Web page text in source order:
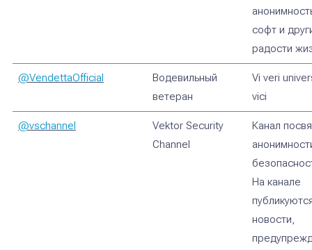
софт и
радости
@VendettaOfficial
Водевильный
ветеран
Vi veri
vici
@vschannel
Vektor Security
Channel
Канал
На канале
новости,